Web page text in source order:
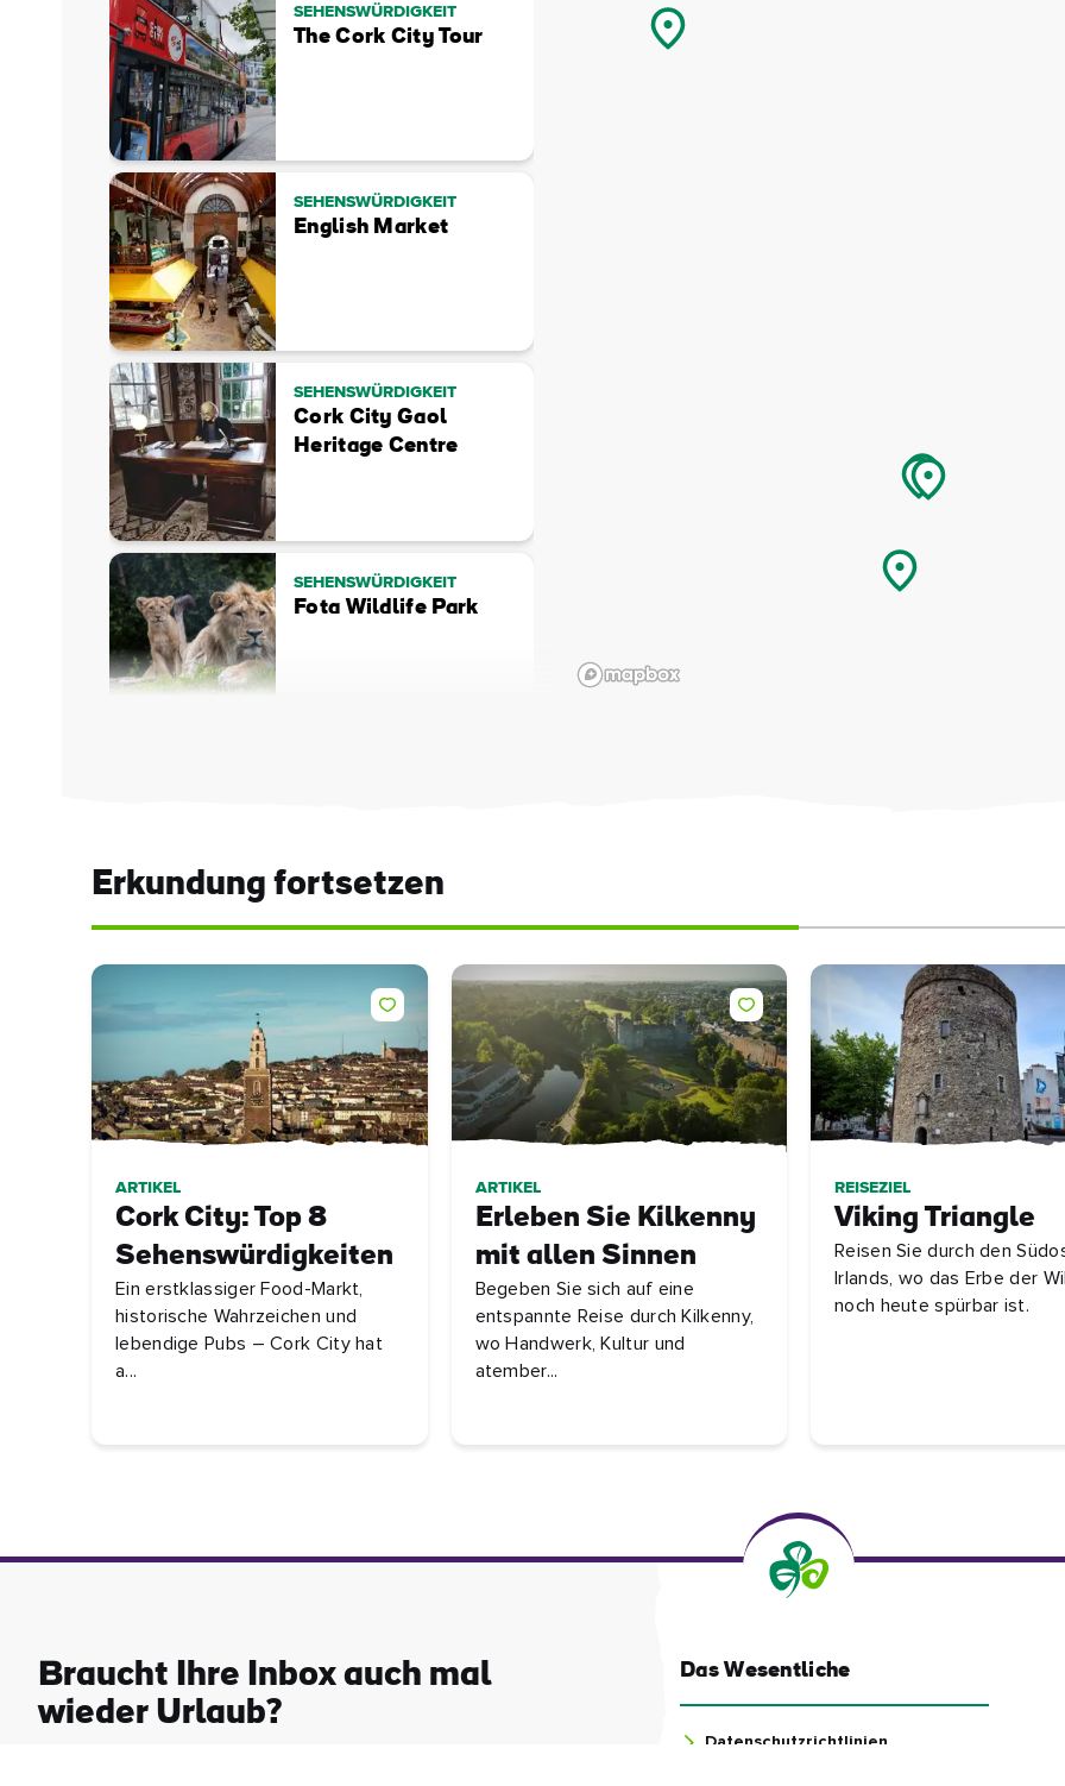
SEHENSWÜRDIGKEIT
The Cork City Tour
SEHENSWÜRDIGKEIT
English Market
SEHENSWÜRDIGKEIT
Cork City Gaol
Heritage Centre
SEHENSWÜRDIGKEIT
Fota Wildlife Park
Erkundung fortsetzen
ARTIKEL
Cork City: Top 8
Sehenswürdigkeiten
Ein erstklassiger Food-Markt,
historische Wahrzeichen und
lebendige Pubs – Cork City hat
a...
ARTIKEL
Erleben Sie Kilkenny
mit allen Sinnen
Begeben Sie sich auf eine
entspannte Reise durch Kilkenny,
wo Handwerk, Kultur und
atember...
REISEZIEL
Viking Triangle
Reisen Sie durch den
Irlands, wo das Erbe der
noch heute spürbar ist.
Braucht Ihre Inbox auch mal
wieder Urlaub?
Das Wesentliche
Datenschutzrichtlinien